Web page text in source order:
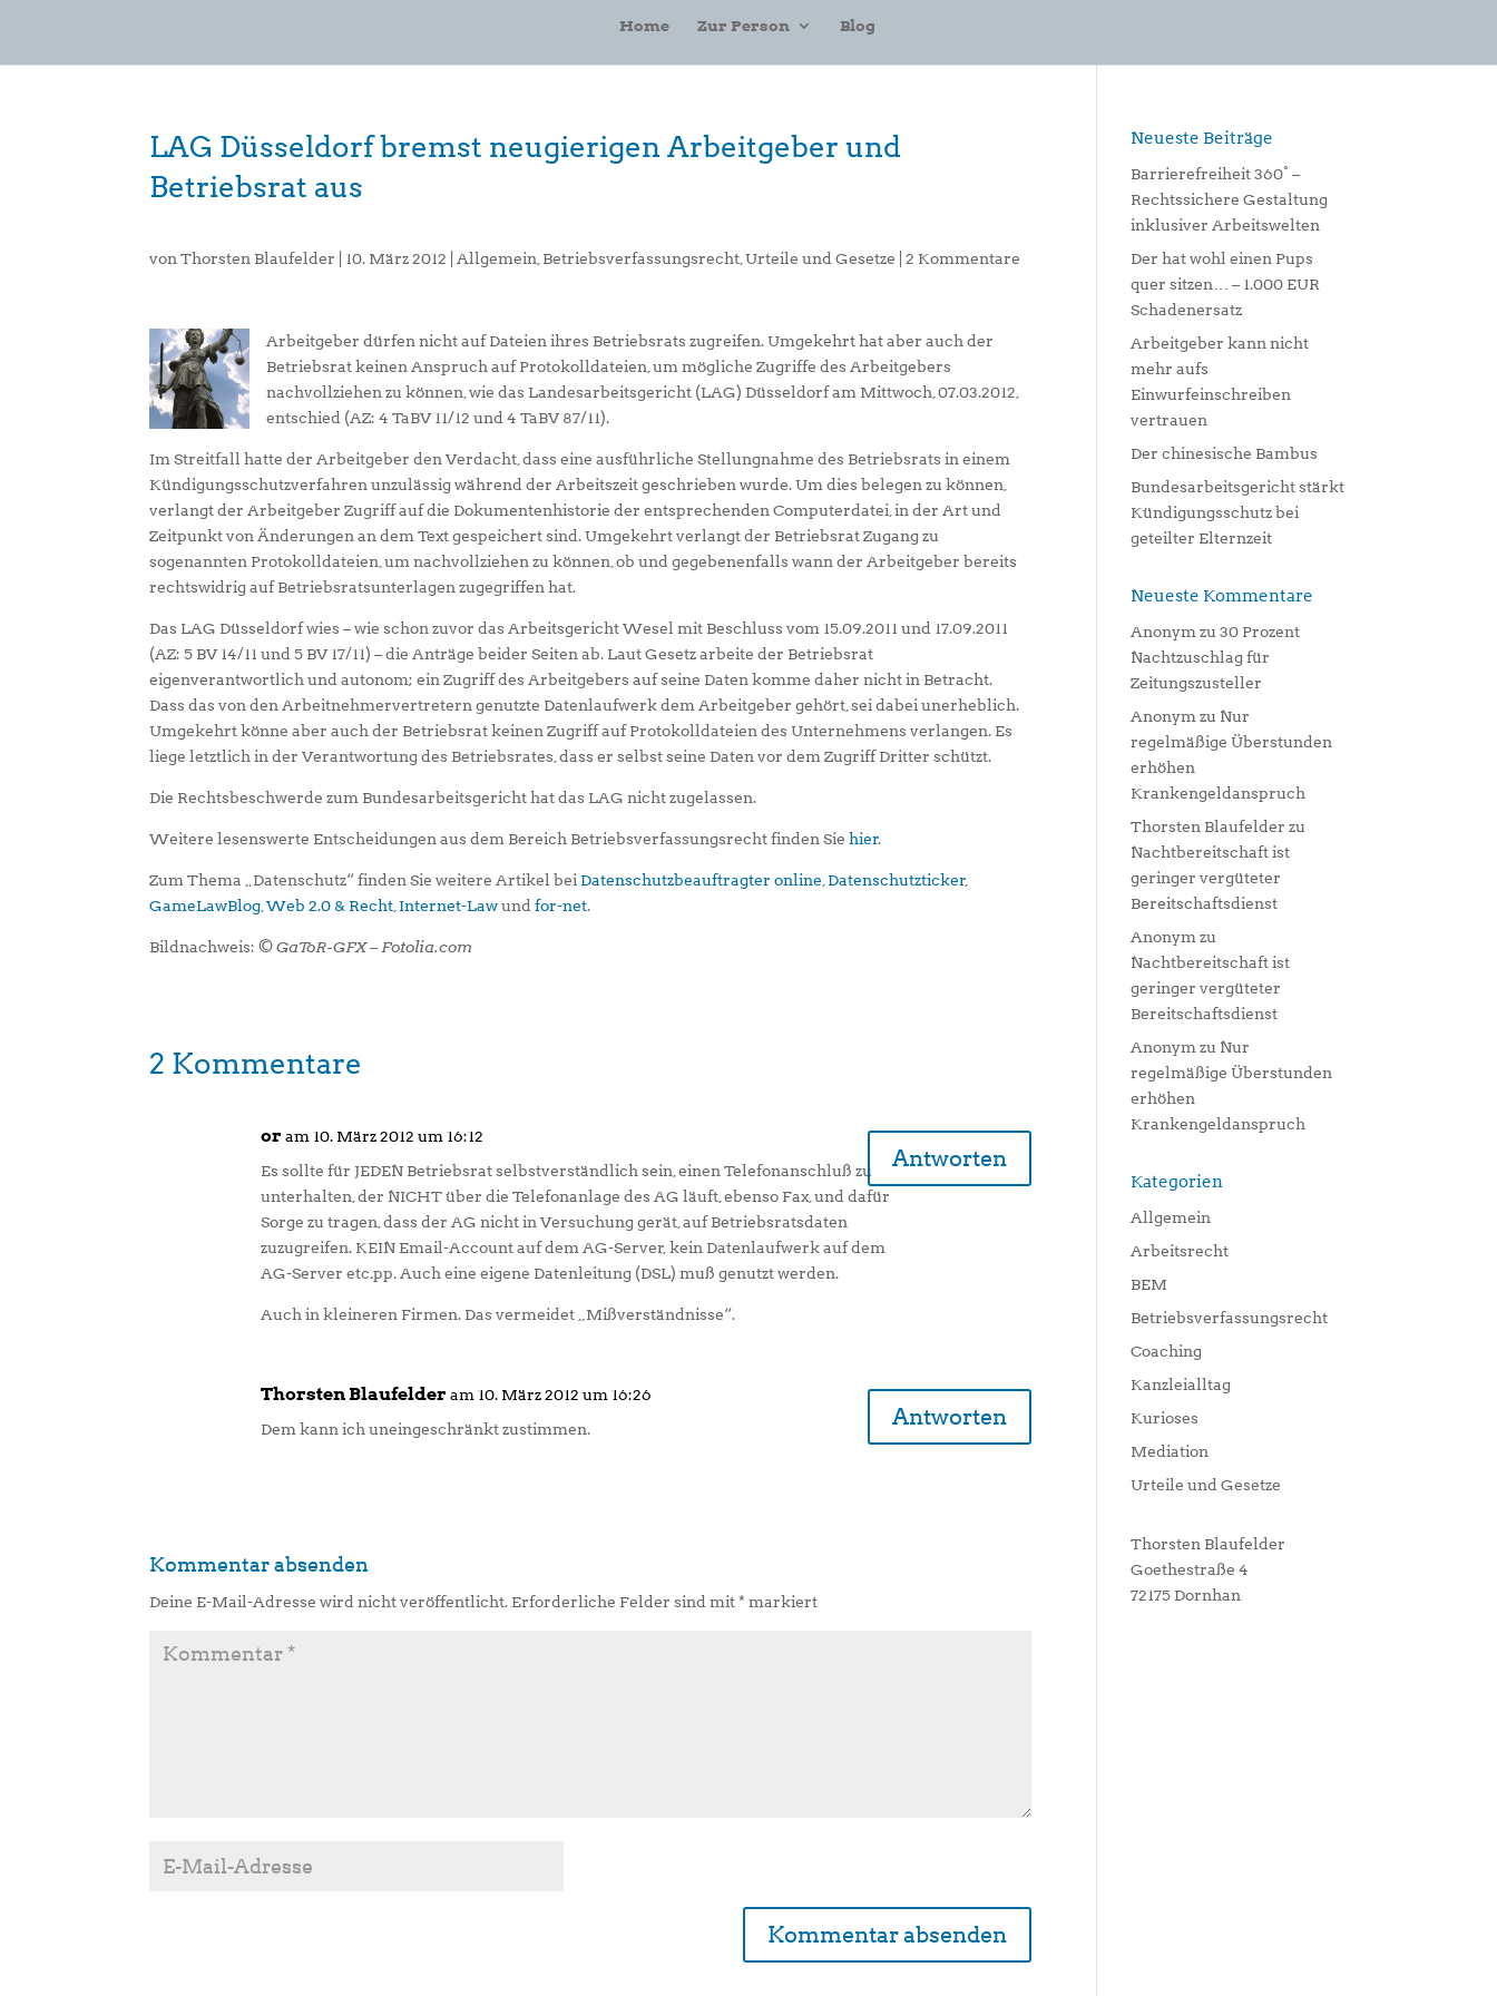
Home Zur Person Blog
LAG Düsseldorf bremst neugierigen Arbeitgeber und
Betriebsrat aus
vonThorsten Blaufelder |10. März 2012 Allgemein Betriebsverfassungsrecht ,Urteile und Gesetze |2 Kommentare
Arbeitgeber dürfen nicht auf Dateien ihres Betriebsrats zugreifen. Umgekehrt hat aber auch der
Betriebsrat keinen Anspruch auf Protokolldateien, um mögliche Zugriffe des Arbeitgebers
nachvollziehen zu können, wie das Landesarbeitsgericht (LAG) Düsseldorf am Mittwoch, 07.03.2012,
entschied (AZ: 4 TaBV 11/12 und 4 TaBV 87/11).
Im Streitfall hatte der Arbeitgeber den Verdacht, dass eine ausführliche Stellungnahme des Betriebsrats in einem
Kündigungsschutzverfahren unzulässig während der Arbeitszeit geschrieben wurde. Um dies belegen zu können,
verlangt der Arbeitgeber Zugriff auf die Dokumentenhistorie der entsprechenden Computerdatei, in der Art und
Zeitpunkt von Änderungen an dem Text gespeichert sind. Umgekehrt verlangt der Betriebsrat Zugang zu
sogenannten Protokolldateien, um nachvollziehen zu können, ob und gegebenenfalls wann der Arbeitgeber bereits
rechtswidrig auf Betriebsratsunterlagen zugegriffen hat.
Das LAG Düsseldorf wies – wie schon zuvor das Arbeitsgericht Wesel mit Beschluss vom 15.09.2011 und 17.09.2011
(AZ: 5 BV 14/11 und 5 BV 17/11) – die Anträge beider Seiten ab. Laut Gesetz arbeite der Betriebsrat
eigenverantwortlich und autonom; ein Zugriff des Arbeitgebers auf seine Daten komme daher nicht in Betracht.
Dass das von den Arbeitnehmervertretern genutzte Datenlaufwerk dem Arbeitgeber gehört, sei dabei unerheblich.
Umgekehrt könne aber auch der Betriebsrat keinen Zugriff auf Protokolldateien des Unternehmens verlangen. Es
liege letztlich in der Verantwortung des Betriebsrates, dass er selbst seine Daten vor dem Zugriff Dritter schützt.
Die Rechtsbeschwerde zum Bundesarbeitsgericht hat das LAG nicht zugelassen.
Weitere lesenswerte Entscheidungen aus dem Bereich Betriebsverfassungsrecht finden Siehier.
Zum Thema „Datenschutz“ finden Sie weitere Artikel bei Datenschutzbeauftragter online Datenschutzticker
GameLawBlog ,Web 2.0 & Recht Internet-Lawundfor-net.
Bildnachweis:© GaToR-GFX – Fotolia.com
2 Kommentare
or am 10. März 2012 um 16:12
Es sollte für JEDEN Betriebsrat selbstverständlich sein, einen Telefonanschluß zu
unterhalten, der NICHT über die Telefonanlage des AG läuft, ebenso Fax, und dafür
Sorge zu tragen, dass der AG nicht in Versuchung gerät, auf Betriebsratsdaten
zuzugreifen. KEIN Email-Account auf dem AG-Server, kein Datenlaufwerk auf dem
AG-Server etc.pp. Auch eine eigene Datenleitung (DSL) muß genutzt werden.
Auch in kleineren Firmen. Das vermeidet „Mißverständnisse“.
Antworten
Thorsten Blaufelder am 10. März 2012 um 16:26
Dem kann ich uneingeschränkt zustimmen.
Antworten
Kommentar absenden
Deine E-Mail-Adresse wird nicht veröffentlicht. Erforderliche Felder sind mit* markiert
Neueste Beiträge
Barrierefreiheit 360° –
Rechtssichere Gestaltung
inklusiver Arbeitswelten
Der hat wohl einen Pups
quer sitzen… – 1.000 EUR
Schadenersatz
Arbeitgeber kann nicht
mehr aufs
Einwurfeinschreiben
vertrauen
Der chinesische Bambus
Bundesarbeitsgericht stärkt
Kündigungsschutz bei
geteilter Elternzeit
Neueste Kommentare
Anonym zu30 Prozent
Nachtzuschlag für
Zeitungszusteller
Anonym zu Nur
regelmäßige Überstunden
erhöhen
Krankengeldanspruch
Thorsten Blaufelder zu
Nachtbereitschaft ist
geringer vergüteter
Bereitschaftsdienst
Anonym zu
Nachtbereitschaft ist
geringer vergüteter
Bereitschaftsdienst
Anonym zu Nur
regelmäßige Überstunden
erhöhen
Krankengeldanspruch
Kategorien
Allgemein
Arbeitsrecht
BEM
Betriebsverfassungsrecht
Coaching
Kanzleialltag
Kurioses
Mediation
Urteile und Gesetze
Thorsten Blaufelder
Goethestraße 4
72175 Dornhan